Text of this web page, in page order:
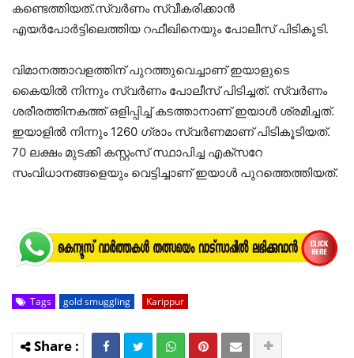
കണ്ടെത്തിയത്.സ്വര്‍ണം സ്വീകരിക്കാന്‍
എയര്‍പോര്‍ട്ടിലെത്തിയ റഫീഖിനെയും പോലീസ് പിടികൂടി.
വിമാനത്താവളത്തിന് പുറത്തുവെച്ചാണ് ഇയാളുടെ
കൈയില്‍ നിന്നും സ്വര്‍ണം പോലീസ് പിടിച്ചത്. സ്വര്‍ണം
ശരീരത്തിനകത്ത് ഒളിപ്പിച്ച് കടത്താനാണ് ഇയാള്‍ ശ്രമിച്ചത്.
ഇയാളില്‍ നിന്നും 1260 ഗ്രാം സ്വര്‍ണമാണ് പിടികൂടിയത്.
70 ലക്ഷം മുടക്കി കസ്റ്റംസ് സ്ഥാപിച്ച എക്‌സറേ
സംവിധാനങ്ങളെയും വെട്ടിച്ചാണ് ഇയാള്‍ പുറത്തെത്തിയത്.
Tags gold smuggling Karippur